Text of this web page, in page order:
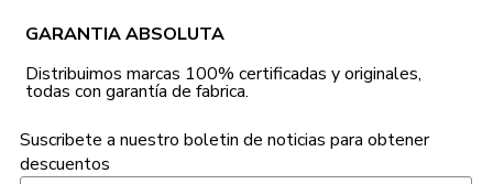
GARANTIA ABSOLUTA
Distribuimos marcas 100% certificadas y originales,
todas con garantía de fabrica.
Suscribete a nuestro boletin de noticias para obtener
descuentos